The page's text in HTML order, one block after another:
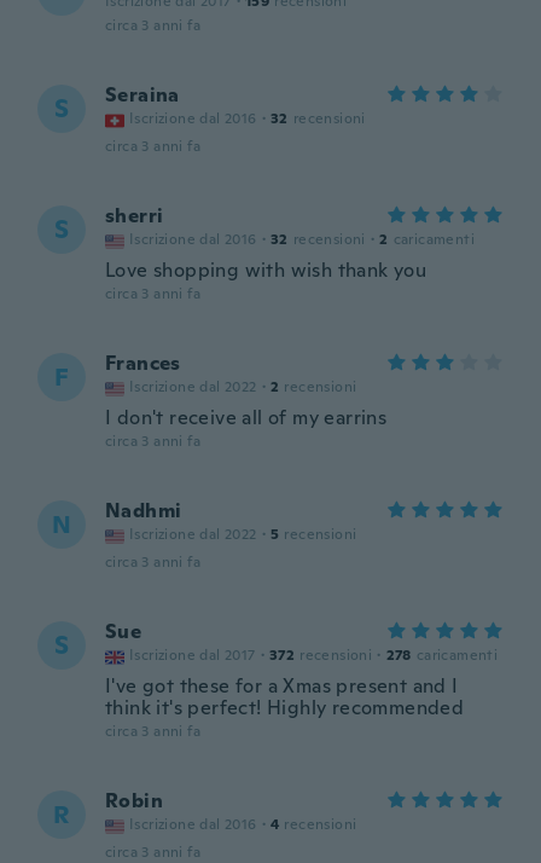
circa 3 anni fa
S Seraina
Iscrizione dal 2016 · 32 recensioni
circa 3 anni fa
S sherri
Iscrizione dal 2016 · 32 recensioni · 2 caricamenti
Love shopping with wish thank you
circa 3 anni fa
F Frances
Iscrizione dal 2022 · 2 recensioni
I don't receive all of my earrins
circa 3 anni fa
N Nadhmi
Iscrizione dal 2022 · 5 recensioni
circa 3 anni fa
S Sue
Iscrizione dal 2017 · 372 recensioni · 278 caricamenti
I've got these for a Xmas present and I
think it's perfect! Highly recommended
circa 3 anni fa
R Robin
Iscrizione dal 2016 · 4 recensioni
circa 3 anni fa